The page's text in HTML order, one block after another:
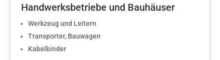
Handwerksbetriebe und Bauhäuser
Werkzeug und Leitern
Transporter, Bauwagen
Kabelbinder